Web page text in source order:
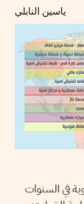
ياسين النابلي
دموية في السنوات